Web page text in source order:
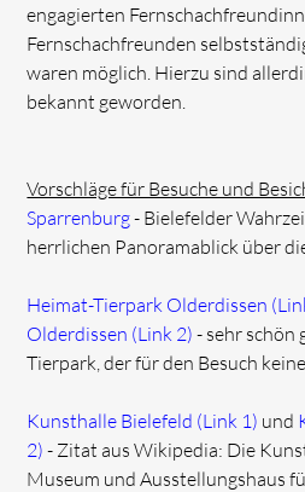
engagierten
Fernschachfreunden
waren möglich. Hierzu sind
bekannt geworden.
Vorschläge für Besuche und
Sparrenburg- Bielefelder
herrlichen Panoramablick über
Heimat-Tierpark Olderdissen
Olderdissen (Link 2) - sehr schön
Tierpark, der für den Besuch
Kunsthalle Bielefeld (Link 1) und
2) - Zitat aus Wikipedia: Die
Museum und Ausstellungshaus